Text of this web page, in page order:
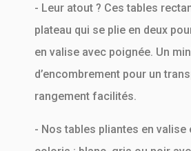
- Leur atout ? Ces tables
plateau qui se plie en deux
en valise avec poignée. Un
d’encombrement pour un
rangement facilités.
- Nos tables pliantes en valise